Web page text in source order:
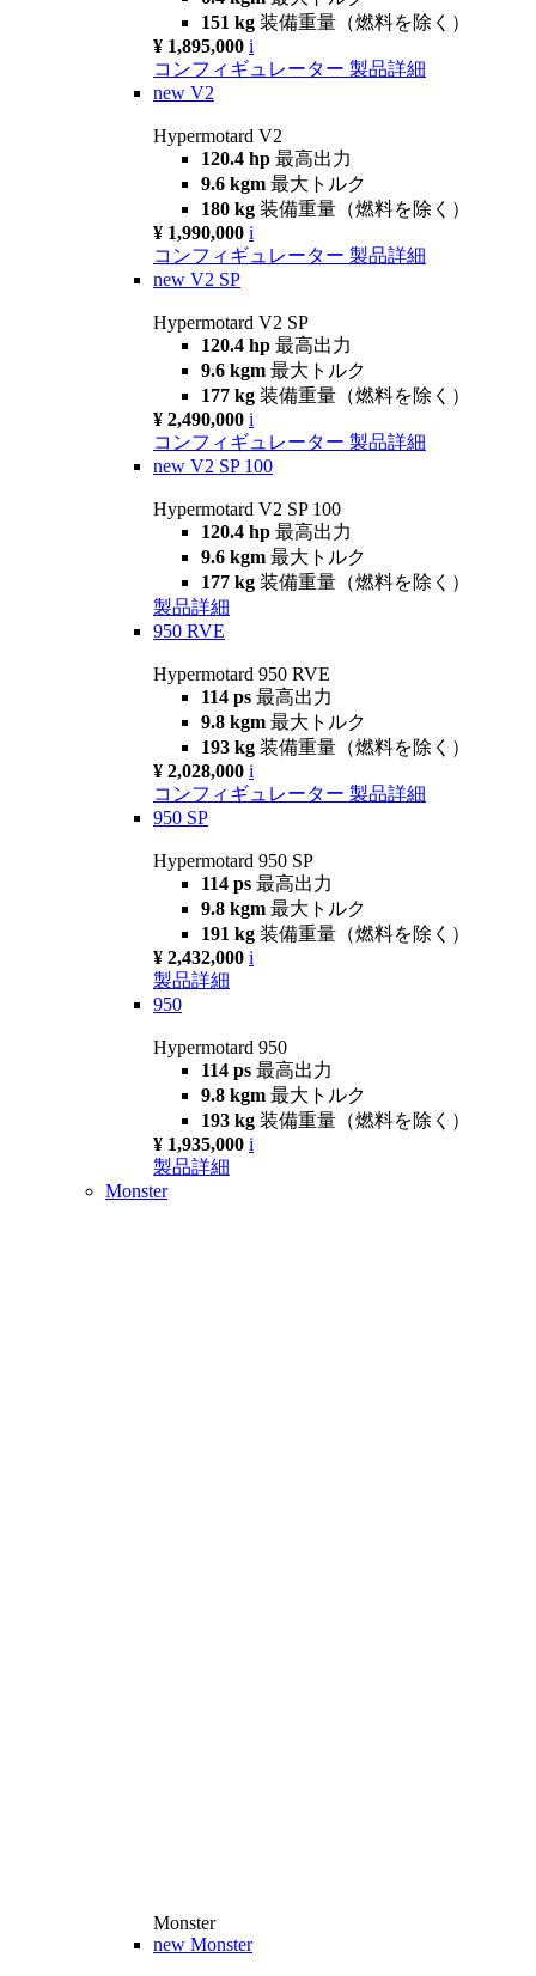
151 kg 装備重量（燃料を除く）
¥ 1,895,000 i
コンフィギュレーター 製品詳細
new V2
Hypermotard V2
120.4 hp 最高出力
9.6 kgm 最大トルク
180 kg 装備重量（燃料を除く）
¥ 1,990,000 i
コンフィギュレーター 製品詳細
new V2 SP
Hypermotard V2 SP
120.4 hp 最高出力
9.6 kgm 最大トルク
177 kg 装備重量（燃料を除く）
¥ 2,490,000 i
コンフィギュレーター 製品詳細
new V2 SP 100
Hypermotard V2 SP 100
120.4 hp 最高出力
9.6 kgm 最大トルク
177 kg 装備重量（燃料を除く）
製品詳細
950 RVE
Hypermotard 950 RVE
114 ps 最高出力
9.8 kgm 最大トルク
193 kg 装備重量（燃料を除く）
¥ 2,028,000 i
コンフィギュレーター 製品詳細
950 SP
Hypermotard 950 SP
114 ps 最高出力
9.8 kgm 最大トルク
191 kg 装備重量（燃料を除く）
¥ 2,432,000 i
製品詳細
950
Hypermotard 950
114 ps 最高出力
9.8 kgm 最大トルク
193 kg 装備重量（燃料を除く）
¥ 1,935,000 i
製品詳細
Monster
Monster
new Monster